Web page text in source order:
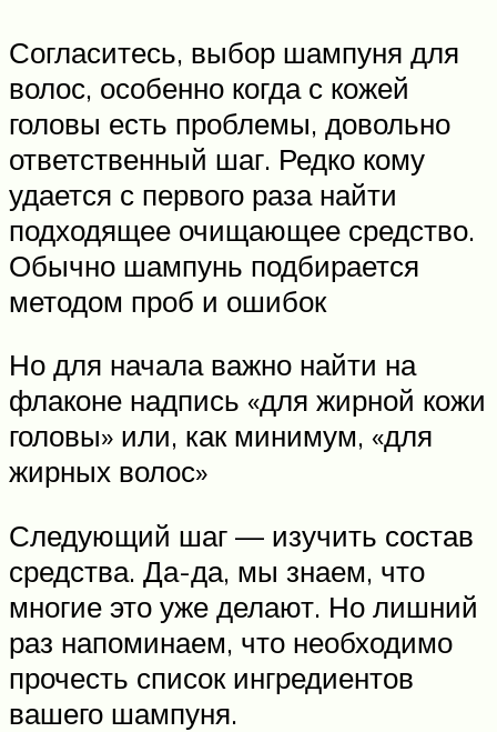
Согласитесь, выбор шампуня для
волос, особенно когда с кожей
головы есть проблемы, довольно
ответственный шаг. Редко кому
удается с первого раза найти
подходящее очищающее средство.
Обычно шампунь подбирается
методом проб и ошибок
Но для начала важно найти на
флаконе надпись «для жирной кожи
головы» или, как минимум, «для
жирных волос»
Следующий шаг — изучить состав
средства. Да-да, мы знаем, что
многие это уже делают. Но лишний
раз напоминаем, что необходимо
прочесть список ингредиентов
вашего шампуня.